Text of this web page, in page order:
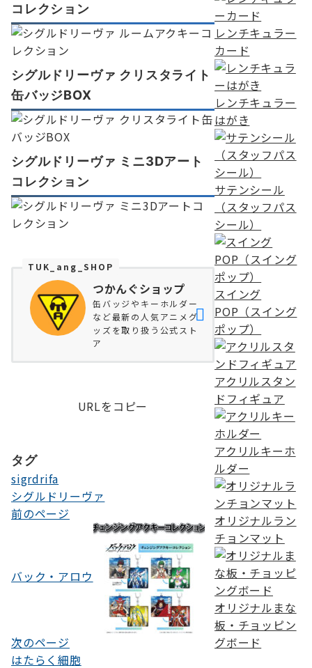
コレクション
シグルドリーヴァ クリスタライト
缶バッジBOX
シグルドリーヴァ ミニ3Dアート
コレクション
TUK_ang_SHOP
つかんぐショップ
缶バッジやキーホルダー
など最新の人気アニメグ
ッズを取り扱う公式スト
ア
URLをコピー
タグ
sigrdrifa
シグルドリーヴァ
投
ビ
ー
シ
前のページ
バック・アロウ
次のページ
はたらく細胞
レンチキュラー
カード
レンチキュラー
はがき
サテンシール
（スタッフパス
シール）
スイング
POP（スイング
ポップ）
アクリルスタン
ドフィギュア
アクリルキーホ
ルダー
オリジナルラン
チョンマット
オリジナルまな
板・チョッピン
グボード